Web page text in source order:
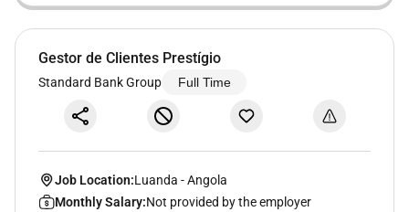
Gestor de Clientes Prestígio
Standard Bank Group Full Time
Job Location:Luanda -Angola
Monthly Salary:Not provided by the employer